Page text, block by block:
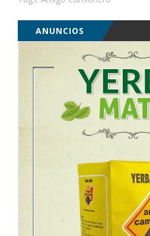
ANUNCIOS